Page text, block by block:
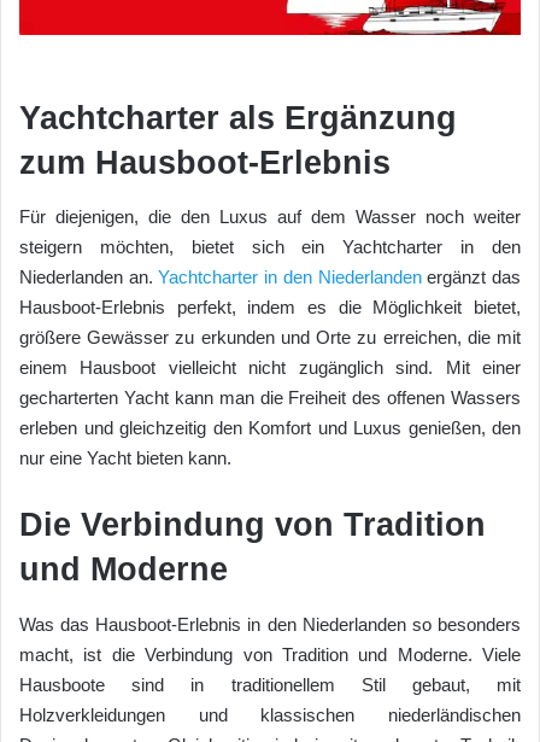
Yachtcharter als Ergänzung
zum Hausboot-Erlebnis
Für diejenigen, die den Luxus auf dem Wasser noch weiter
steigern möchten, bietet sich ein Yachtcharter in den
Niederlanden an.Yachtcharter in den Niederlandenergänzt das
Hausboot-Erlebnis perfekt, indem es die Möglichkeit bietet,
größere Gewässer zu erkunden und Orte zu erreichen, die mit
einem Hausboot vielleicht nicht zugänglich sind. Mit einer
gecharterten Yacht kann man die Freiheit des offenen Wassers
erleben und gleichzeitig den Komfort und Luxus genießen, den
nur eine Yacht bieten kann.
Die Verbindung von Tradition
und Moderne
Was das Hausboot-Erlebnis in den Niederlanden so besonders
macht, ist die Verbindung von Tradition und Moderne. Viele
Hausboote sind in traditionellem Stil gebaut, mit
Holzverkleidungen und klassischen niederländischen